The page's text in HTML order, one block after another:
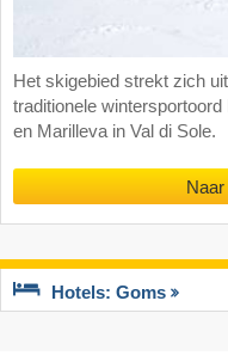
Het skigebied strekt zich
traditionele
en Marilleva in Val di Sole.
Hotels: Goms